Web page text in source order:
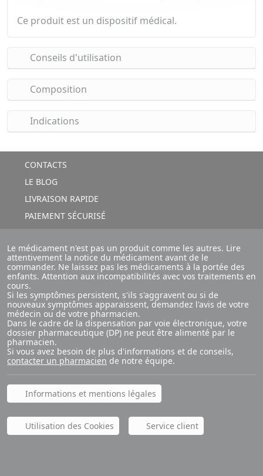
Ce produit est un dispositif médical.
Conseils d'utilisation
Composition
Indications
CONTACTS
LE BLOG
LIVRAISON RAPIDE
PAIEMENT SÉCURISÉ
Le médicament n'est pas un produit comme les autres. Lire
attentivement la notice du médicament avant de le
commander. Ne laissez pas les médicaments à la portée des
enfants. Attention aux incompatibilités avec vos traitements en
cours.
Si les symptômes persistent, s'ils s'aggravent ou si de
nouveaux symptômes apparaissent, demandez l'avis de votre
médecin ou de votre pharmacien.
Dans le cadre de la dispensation par voie électronique, votre
dossier pharmaceutique (DP) ne peut être alimenté par le
pharmacien.
Si vous avez besoin de plus d'informations et de conseils,
contacter un pharmacien de notre équipe.
Informations et mentions légales
Utilisation des Cookies Service client